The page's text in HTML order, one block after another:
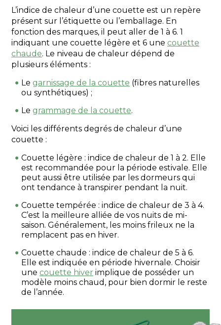
L’indice de chaleur d’une couette est un repère
présent sur l’étiquette ou l’emballage. En
fonction des marques, il peut aller de 1 à 6. 1
indiquant une couette légère et 6 une couette
chaude. Le niveau de chaleur dépend de
plusieurs éléments :
Le garnissage de la couette (fibres naturelles
ou synthétiques) ;
Le grammage de la couette.
Voici les différents degrés de chaleur d’une
couette :
Couette légère : indice de chaleur de 1 à 2. Elle
est recommandée pour la période estivale. Elle
peut aussi être utilisée par les dormeurs qui
ont tendance à transpirer pendant la nuit.
Couette tempérée : indice de chaleur de 3 à 4.
C’est la meilleure alliée de vos nuits de mi-
saison. Généralement, les moins frileux ne la
remplacent pas en hiver.
Couette chaude : indice de chaleur de 5 à 6.
Elle est indiquée en période hivernale. Choisir
une couette hiver implique de posséder un
modèle moins chaud, pour bien dormir le reste
de l’année.